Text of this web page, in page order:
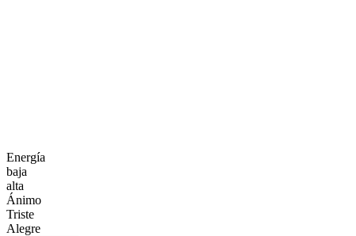
Energía
baja
alta
Ánimo
Triste
Alegre